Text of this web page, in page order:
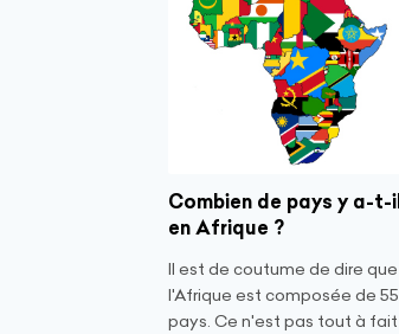
Combien de pays y a-t-il
en Afrique ?
Il est de coutume de dire que
l'Afrique est composée de 55
pays. Ce n'est pas tout à fait